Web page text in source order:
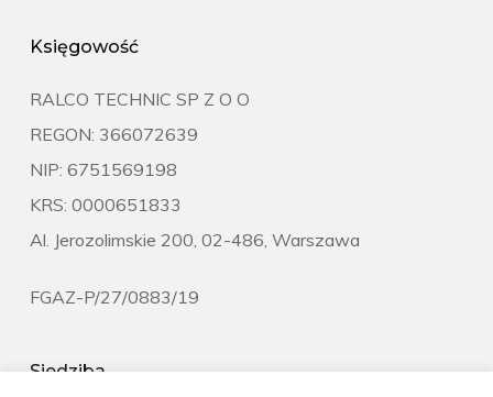
Księgowość
RALCO TECHNIC SP Z O O
REGON: 366072639
NIP: 6751569198
KRS: 0000651833
Al. Jerozolimskie 200, 02-486, Warszawa
FGAZ-P/27/0883/19
Siedziba